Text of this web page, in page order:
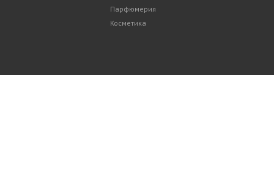
Парфюмерия
Косметика